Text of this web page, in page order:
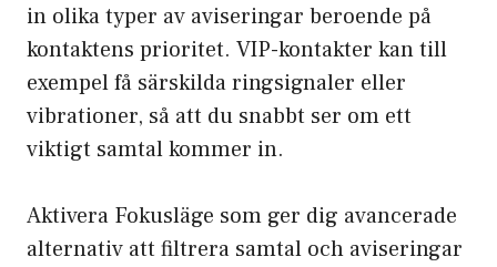
in olika typer av aviseringar beroende på
kontaktens prioritet. VIP-kontakter kan till
exempel få särskilda ringsignaler eller
vibrationer, så att du snabbt ser om ett
viktigt samtal kommer in.
Aktivera Fokusläge som ger dig avancerade
alternativ att filtrera samtal och aviseringar